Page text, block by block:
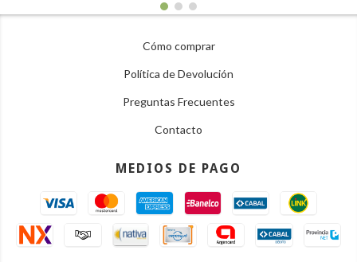
Cómo comprar
Política de Devolución
Preguntas Frecuentes
Contacto
MEDIOS DE PAGO